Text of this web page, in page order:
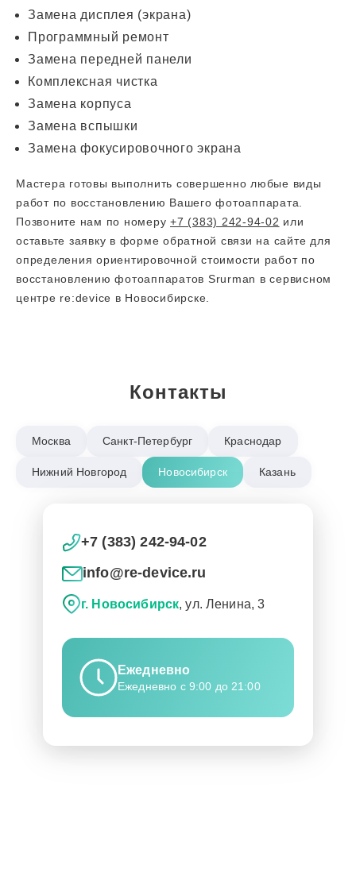
Замена дисплея (экрана)
Программный ремонт
Замена передней панели
Комплексная чистка
Замена корпуса
Замена вспышки
Замена фокусировочного экрана
Мастера готовы выполнить совершенно любые виды
работ по восстановлению Вашего фотоаппарата.
Позвоните нам по номеру +7 (383) 242-94-02 или
оставьте заявку в форме обратной связи на сайте для
определения ориентировочной стоимости работ по
восстановлению фотоаппаратов Srurman в сервисном
центре re:device в Новосибирске.
Контакты
Москва Санкт-Петербург Краснодар
Нижний Новгород Новосибирск Казань
+7 (383) 242-94-02
info@re-device.ru
г. Новосибирск, ул. Ленина, 3
Ежедневно
Ежедневно с 9:00 до 21:00